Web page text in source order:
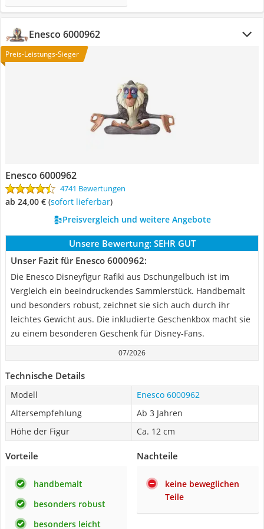
Enesco 6000962
Preis-Leistungs-Sieger
Enesco 6000962
4741 Bewertungen
ab 24,00 € ( Sofort lieferbar)
Preisvergleich und weitere Angebote
Unsere Bewertung: SEHR GUT
Unser Fazit für Enesco 6000962:
Die Enesco Disneyfigur Rafiki aus Dschungelbuch ist im
Vergleich ein beeindruckendes Sammlerstück. Handbemalt
und besonders robust, zeichnet sie sich auch durch ihr
leichtes Gewicht aus. Die inkludierte Geschenkbox macht sie
zu einem besonderen Geschenk für Disney-Fans.
07/2026
Technische Details
Modell
Enesco 6000962
Altersempfehlung
Ab 3 Jahren
Höhe der Figur
Ca. 12 cm
Vorteile
handbemalt
besonders robust
besonders leicht
Nachteile
keine beweglichen
Teile